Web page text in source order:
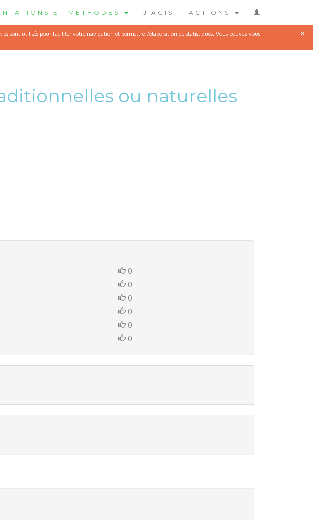
ET METHODES J'AGIS ACTIONS
sont utilisés pour faciliter votre navigation et permettre l'élaboration de statistiques. Vous pouvez vous
×
oignon rouge
ou naturelles
0
0
0
0
0
0